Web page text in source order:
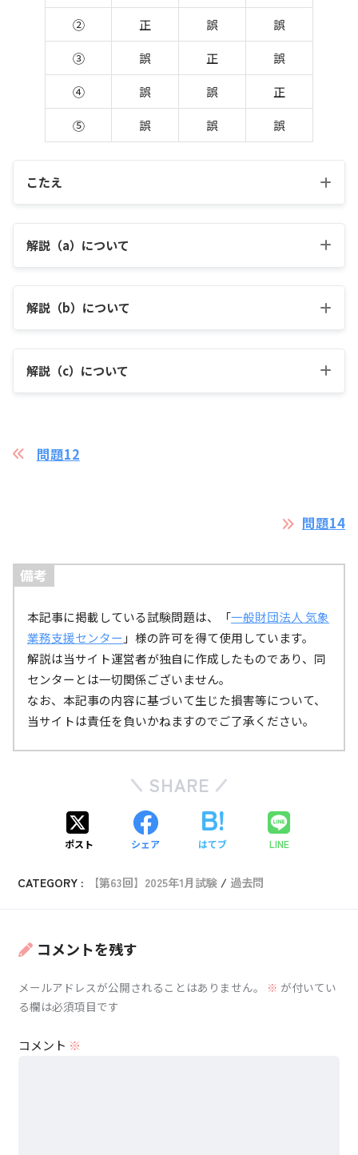
②
正 誤
誤
③
誤 正
誤
④
誤 誤
正
⑤
誤 誤 誤
こたえ
解説（a）について
予報業務許可申請
解説（b）について
一日当たりの現象の予想を行う時間 人員
8時間以下の時間 2人
16時間を超える時間
気象業務法施行規則 第十一条二
解説（c）について
問題12
問題14
備考
本記事に掲載している試験問題は、「一般財団法人 気象
業務支援センター 」様の許可を得て使用しています。
解説は当サイト運営者が独自に作成したものであり、同
センターとは一切関係ございません。
なお、本記事の内容に基づいて生じた損害等について、
当サイトは責任を負いかねますのでご了承ください。
SHARE
ポスト シェア はてブ LINE
CATEGORY : 【第63回】2025年1月試験 過去問
コメントを残す
メールアドレスが公開されることはありません。 ※ が付いてい
る欄は必須項目です
コメント ※